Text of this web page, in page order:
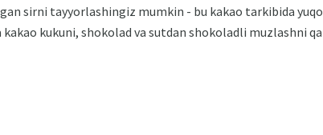
sirni tayyorlashingiz mumkin - bu kakao tarkibida
kukuni, shokolad va sutdan shokoladli muzlashni